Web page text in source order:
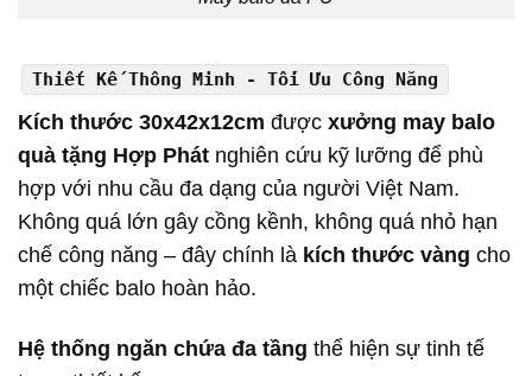
Thiết Kế Thông Minh - Tối Ưu Công Năng
Kích thước 30x42x12cm được xưởng may balo
quà tặng Hợp Phát nghiên cứu kỹ lưỡng để phù
hợp với nhu cầu đa dạng của người Việt Nam.
Không quá lớn gây cồng kềnh, không quá nhỏ hạn
chế công năng – đây chính là kích thước vàng cho
một chiếc balo hoàn hảo.
Hệ thống ngăn chứa đa tầng thể hiện sự tinh tế